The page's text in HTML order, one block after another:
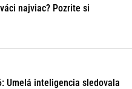
najviac? Pozrite si
Umelá inteligencia sledovala